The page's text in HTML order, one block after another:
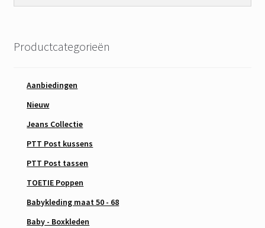
Productcategorieën
Aanbiedingen
Nieuw
Jeans Collectie
PTT Post kussens
PTT Post tassen
TOETIE Poppen
Babykleding maat 50 - 68
Baby - Boxkleden